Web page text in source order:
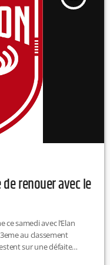
de renouer avec le
samedi avec l’Elan
au classement
sur une défaite